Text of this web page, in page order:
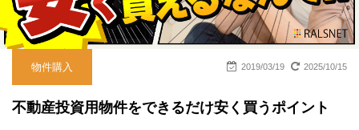
物件購入 2019/03/19 2025/10/15
不動産投資用物件をできるだけ安く買うポイント